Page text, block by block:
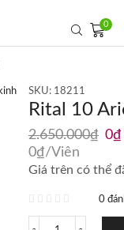
0
SKU: 18211
Rital 10
2.650.000₫ Giá
là:
0₫
0₫/Viên
Giá trên có thể
0